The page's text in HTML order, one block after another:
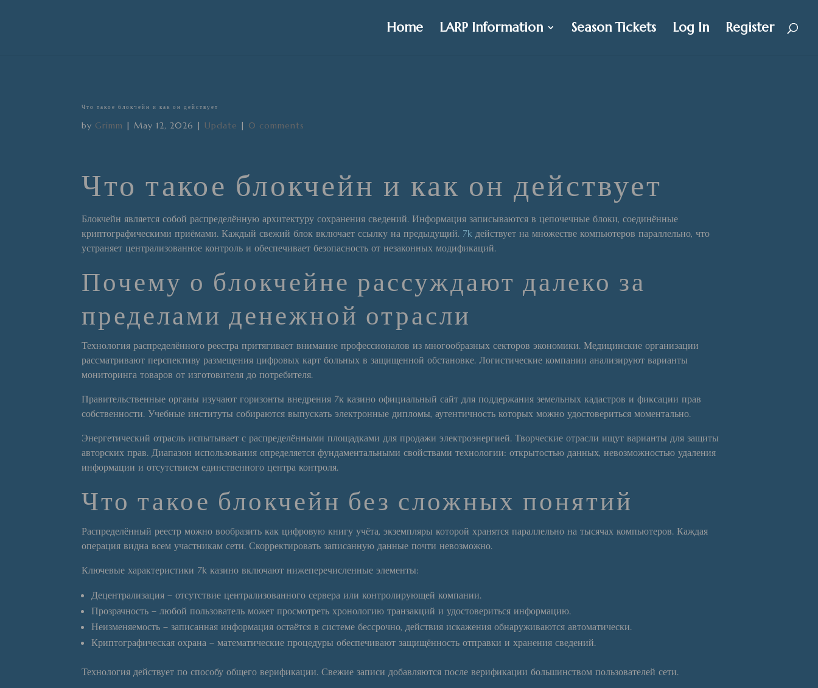
Home LARP Information Season Tickets Log In Register
Что такое блокчейн и как он действует
by Grimm |May 12, 2026 | Update | 0 comments
Что такое блокчейн и как он действует
Блокчейн является собой распределённую архитектуру сохранения сведений. Информация записываются в цепочечные блоки, соединённые
криптографическими приёмами. Каждый свежий блок включает ссылку на предыдущий. 7k действует на множестве компьютеров параллельно, что
устраняет централизованное контроль и обеспечивает безопасность от незаконных модификаций.
Почему о блокчейне рассуждают далеко за
пределами денежной отрасли
Технология распределённого реестра притягивает внимание профессионалов из многообразных секторов экономики. Медицинские организации
рассматривают перспективу размещения цифровых карт больных в защищенной обстановке. Логистические компании анализируют варианты
мониторинга товаров от изготовителя до потребителя.
Правительственные органы изучают горизонты внедрения 7к казино официальный сайт для поддержания земельных кадастров и фиксации прав
собственности. Учебные институты собираются выпускать электронные дипломы, аутентичность которых можно удостовериться моментально.
Энергетический отрасль испытывает с распределёнными площадками для продажи электроэнергией. Творческие отрасли ищут варианты для защиты
авторских прав. Диапазон использования определяется фундаментальными свойствами технологии: открытостью данных, невозможностью удаления
информации и отсутствием единственного центра контроля.
Что такое блокчейн без сложных понятий
Распределённый реестр можно вообразить как цифровую книгу учёта, экземпляры которой хранятся параллельно на тысячах компьютеров. Каждая
операция видна всем участникам сети. Скорректировать записанную данные почти невозможно.
Ключевые характеристики 7k казино включают нижеперечисленные элементы:
Децентрализация – отсутствие централизованного сервера или контролирующей компании.
Прозрачность – любой пользователь может просмотреть хронологию транзакций и удостовериться информацию.
Неизменяемость – записанная информация остаётся в системе бессрочно, действия искажения обнаруживаются автоматически.
Криптографическая охрана – математические процедуры обеспечивают защищённость отправки и хранения сведений.
Технология действует по способу общего верификации. Свежие записи добавляются после верификации большинством пользователей сети.